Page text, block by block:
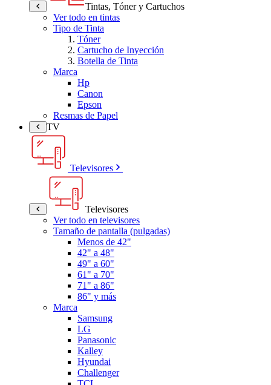
Tintas, Tóner y Cartuchos
Ver todo en tintas
Tipo de Tinta
Tóner
Cartucho de Inyección
Botella de Tinta
Marca
Hp
Canon
Epson
Resmas de Papel
TV
Televisores
Televisores
Ver todo en televisores
Tamaño de pantalla (pulgadas)
Menos de 42"
42" a 48"
49" a 60"
61" a 70"
71" a 86"
86" y más
Marca
Samsung
LG
Panasonic
Kalley
Hyundai
Challenger